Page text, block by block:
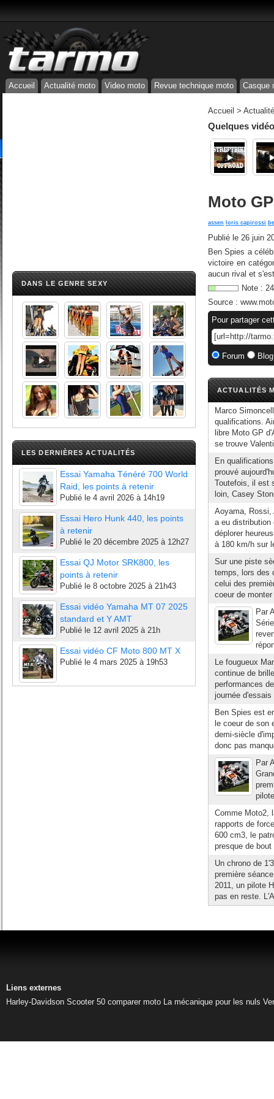
Accueil Actualité moto Video moto Revue technique moto Casque
DANS LE GENRE SEXY
LES DERNIÈRES ACTUALITÉS
Essai Yamaha Ténéré 700 World
Raid, les points à retenir
Publié le 4 avril 2026 à 14h19
Essai Hero Hunk 440, les points
à retenir
Publié le 20 décembre 2025 à 12h27
Essai QJ Motor SRK800, les
points à retenir
Publié le 8 octobre 2025 à 21h43
Essai vidéo Yamaha MT 07 2025
standard et Y AMT
Publié le 12 avril 2025 à 21h
Essai vidéo CF Moto 800 MT X
Publié le 4 mars 2025 à 19h53
Accueil >
Quelques
Moto
assen loris capirossi
Publié le 26 juin
Ben Spies a
victoire en
aucun rival et
Note : 24
Source :
Pour partager
Forum
ACTUALITÉS
Marco
qualifications.
libre Moto GP
se trouve
En
prouvé
Toutefois, il est
loin, Casey
Aoyama, Rossi,
a eu distribution
déplorer
à 180 km/h sur
Sur une piste
temps, lors des
celui des
coeur de
Par
Le fougueux
continue de
performances
journée
Ben Spies est
le coeur de son
demi-siècle
donc pas
Par
Comme Moto2,
rapports de
600 cm3, le
presque de
Un chrono de
première
2011, un pilote
pas en reste.
Liens externes
Harley-Davidson Scooter 50 comparer moto La mécanique pour les nuls